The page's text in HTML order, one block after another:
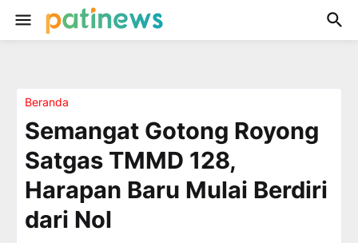
Beranda
Semangat Gotong Royong
Satgas TMMD 128,
Harapan Baru Mulai Berdiri
dari Nol